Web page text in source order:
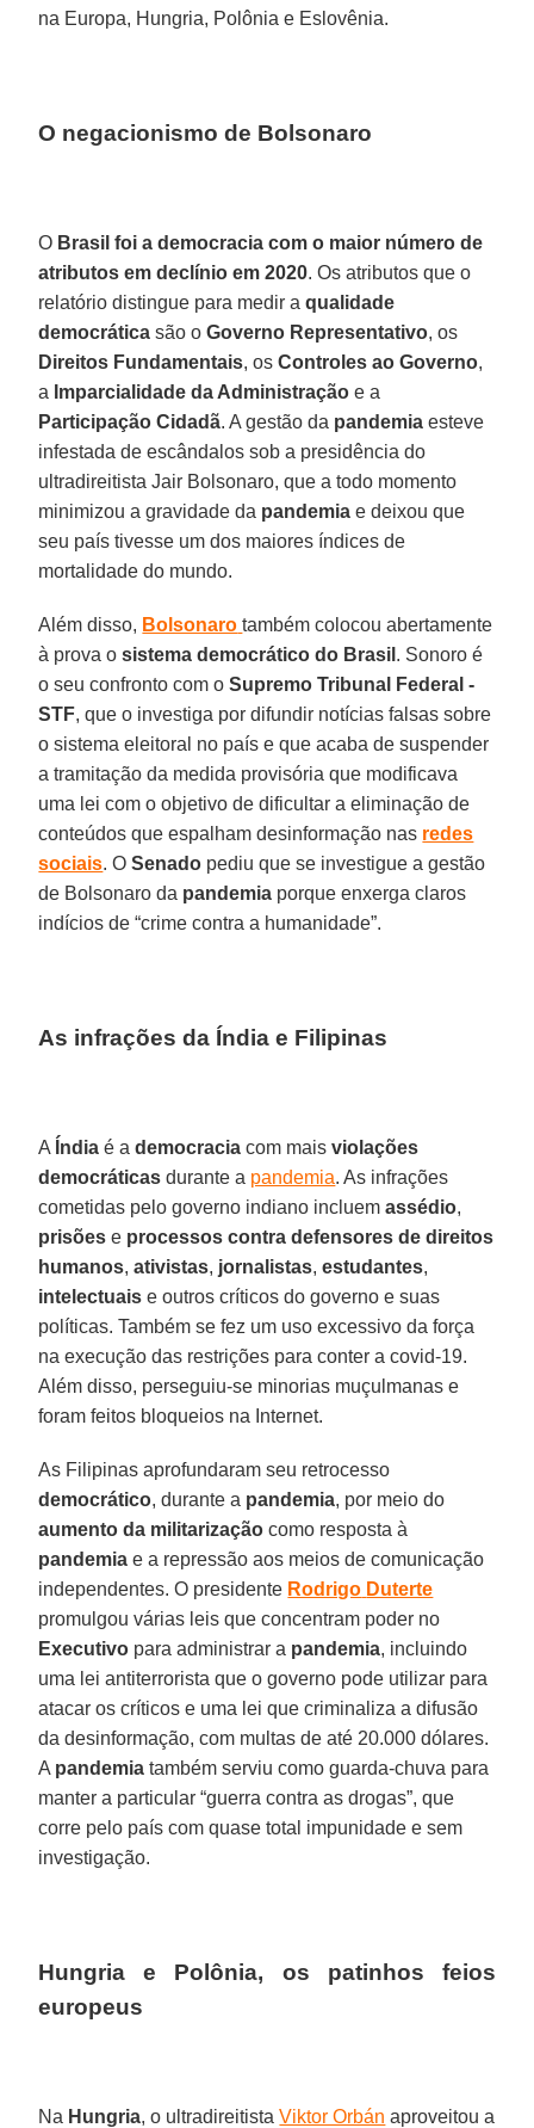
na Europa, Hungria, Polônia e Eslovênia.
O negacionismo de Bolsonaro
O Brasil foi a democracia com o maior número de
atributos em declínio em 2020. Os atributos que o
relatório distingue para medir aqualidade
democrática são oGoverno Representativo, os
Direitos Fundamentais, osControles ao Governo,
a Imparcialidade da Administração e a
Participação Cidadã. A gestão da pandemia esteve
infestada de escândalos sob a presidência do
ultradireitista Jair Bolsonaro, que a todo momento
minimizou a gravidade da pandemia e deixou que
seu país tivesse um dos maiores índices de
mortalidade do mundo.
Além disso, Bolsonaro também colocou abertamente
à prova osistema democrático do Brasil . Sonoro é
o seu confronto com oSupremoTribunal Federal -
STF, que o investiga por difundir notícias falsas sobre
o sistema eleitoral no país e que acaba de suspender
a tramitação da medida provisória que modificava
uma lei com o objetivo de dificultar a eliminação de
conteúdos que espalham desinformação nas redes
sociais. OSenado pediu que se investigue a gestão
de Bolsonaro da pandemia porque enxerga claros
indícios de “crime contra a humanidade”.
As infrações da Índia e Filipinas
A Índia é ademocracia com maisviolações
democráticas durante a pandemia. As infrações
cometidas pelo governo indiano incluemassédio,
prisões e processos contra defensores de direitos
humanos,ativistas, jornalistas,estudantes,
intelectuais e outros críticos do governo e suas
políticas. Também se fez um uso excessivo da força
na execução das restrições para conter a covid-19.
Além disso, perseguiu-se minorias muçulmanas e
foram feitos bloqueios na Internet.
As Filipinas aprofundaram seu retrocesso
democrático, durante a pandemia, por meio do
aumento da militarização como resposta à
pandemia e a repressão aos meios de comunicação
independentes. O presidente Rodrigo Duterte
promulgou várias leis que concentram poder no
Executivo para administrar a pandemia, incluindo
uma lei antiterrorista que o governo pode utilizar para
atacar os críticos e uma lei que criminaliza a difusão
da desinformação, com multas de até 20.000 dólares.
A pandemia também serviu como guarda-chuva para
manter a particular “guerra contra as drogas”, que
corre pelo país com quase total impunidade e sem
investigação.
Hungria e Polônia, os patinhos feios
europeus
Na Hungria, o ultradireitistaViktor Orbán aproveitou a